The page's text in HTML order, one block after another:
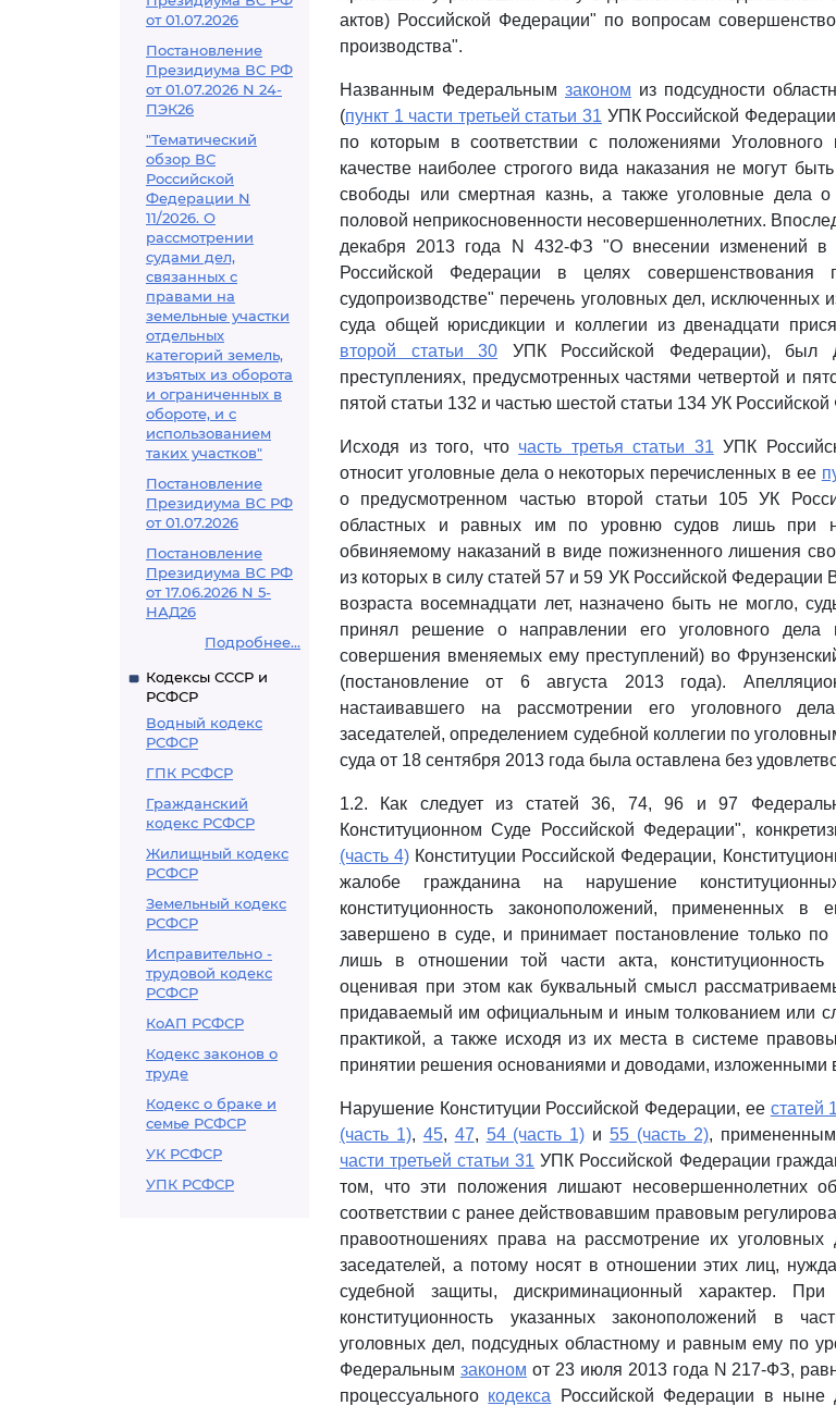
от 01.07.2026
Постановление
Президиума ВС РФ
от 01.07.2026 N 24-
ПЭК26
"Тематический
обзор ВС
Российской
Федерации N
11/2026. О
рассмотрении
судами дел,
связанных с
правами на
земельные участки
отдельных
категорий земель,
изъятых из оборота
и ограниченных в
обороте, и с
использованием
таких участков"
Постановление
Президиума ВС РФ
от 01.07.2026
Постановление
Президиума ВС РФ
от 17.06.2026 N 5-
НАД26
Подробнее...
Кодексы СССР и
РСФСР
Водный кодекс
РСФСР
ГПК РСФСР
Гражданский
кодекс РСФСР
Жилищный кодекс
РСФСР
Земельный кодекс
РСФСР
Исправительно -
трудовой кодекс
РСФСР
КоАП РСФСР
Кодекс законов о
труде
Кодекс о браке и
семье РСФСР
УК РСФСР
УПК РСФСР
актов) Российской Федерации" по вопросам
производства".
Названным Федеральным законом из подсудности
(пункт 1 части третьей статьи 31 УПК Российской
по которым в соответствии с положениями Уголовного
качестве наиболее строгого вида наказания не могут
свободы или смертная казнь, а также уголовные дела о
половой неприкосновенности несовершеннолетних.
декабря 2013 года N 432-ФЗ "О внесении изменений в
Российской Федерации в целях совершенствования
судопроизводстве" перечень уголовных дел, исключенных
суда общей юрисдикции и коллегии из двенадцати
второй статьи 30 УПК Российской Федерации), был
преступлениях, предусмотренных частями четвертой и
пятой статьи 132 и частью шестой статьи 134 УК
Исходя из того, что часть третья статьи 31 УПК
относит уголовные дела о некоторых перечисленных в ее
о предусмотренном частью второй статьи 105 УК
областных и равных им по уровню судов лишь при
обвиняемому наказаний в виде пожизненного лишения
из которых в силу статей 57 и 59 УК Российской
возраста восемнадцати лет, назначено быть не могло,
принял решение о направлении его уголовного дела
совершения вменяемых ему преступлений) во
(постановление от 6 августа 2013 года).
настаивавшего на рассмотрении его уголовного
заседателей, определением судебной коллегии по
суда от 18 сентября 2013 года была оставлена без
1.2. Как следует из статей 36, 74, 96 и 97
Конституционном Суде Российской Федерации",
(часть 4) Конституции Российской Федерации,
жалобе гражданина на нарушение
конституционность законоположений, примененных в
завершено в суде, и принимает постановление только
лишь в отношении той части акта, конституционность
оценивая при этом как буквальный смысл
придаваемый им официальным и иным толкованием или
практикой, а также исходя из их места в системе
принятии решения основаниями и доводами, изложенными
Нарушение Конституции Российской Федерации, ее статей
(часть 1), 45, 47, 54 (часть 1) и 55 (часть 2),
части третьей статьи 31 УПК Российской Федерации
том, что эти положения лишают несовершеннолетних
соответствии с ранее действовавшим правовым
правоотношениях права на рассмотрение их
заседателей, а потому носят в отношении этих лиц,
судебной защиты, дискриминационный характер.
конституционность указанных законоположений в
уголовных дел, подсудных областному и равным ему по
Федеральным законом от 23 июля 2013 года N 217-ФЗ,
процессуального кодекса Российской Федерации в ныне